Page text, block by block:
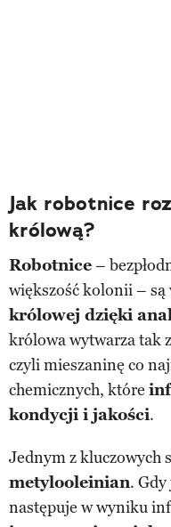
Jak robotnice
królową?
Robotnice–
większość kolonii – są
królowej dzięki
królowa wytwarza tak
czyli mieszaninę co
chemicznych, które
kondycji i jakości.
Jednym z kluczowych
metylooleinian.
następuje w wyniku